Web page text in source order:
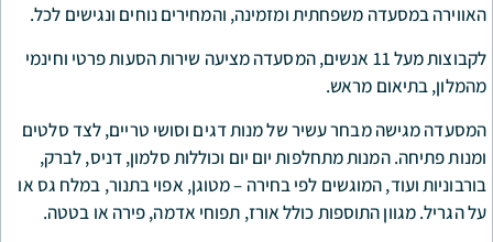
ומזמינה, והמחירים נוחים ונגישים לכל.
מעל 11 אנשים, המסעדה מציעה שירות הסעות פרטי וחינמי
עשיר של מנות דגים וסושי טריים, לצד סלטים
מתחלפות יום יום וכוללות סלמון, דניס, לברק,
לפי בחירה – מטוגן, אפוי בתנור, במלח גס או
כולל אורז, תפוחי אדמה, פירה או בטטה.